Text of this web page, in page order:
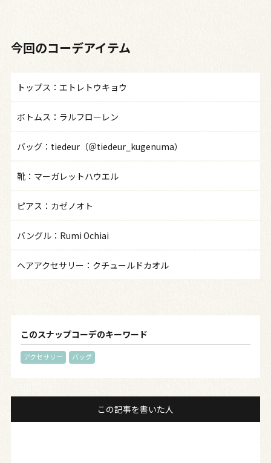
今回のコーデアイテム
トップス：エトレトウキョウ
ボトムス：ラルフローレン
バッグ：tiedeur（＠tiedeur_kugenuma）
靴：マーガレットハウエル
ピアス：カゼノオト
バングル：Rumi Ochiai
ヘアアクセサリー：クチュールドカオル
このスナップコーデのキーワード
アクセサリー バッグ
この記事を書いた人